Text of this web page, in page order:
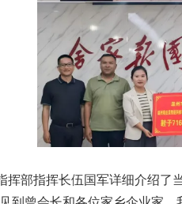
挥部指挥长伍国军详细介绍